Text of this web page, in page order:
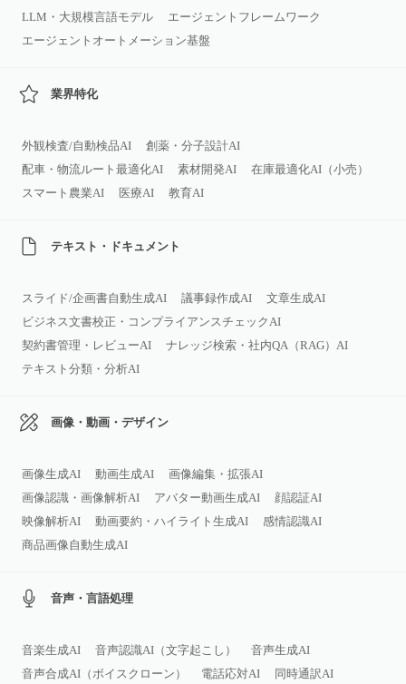
LLM・大規模言語モデル
エージェントフレームワーク
エージェントオートメーション基盤
業界特化
外観検査/自動検品AI
創薬・分子設計AI
配車・物流ルート最適化AI
素材開発AI
在庫最適化AI（小売）
スマート農業AI
医療AI 教育AI
テキスト・ドキュメント
スライド/企画書自動生成AI 議事録作成AI
文章生成AI
ビジネス文書校正・コンプライアンスチェックAI
契約書管理・レビューAI
ナレッジ検索・社内QA（RAG）AI
テキスト分類・分析AI
画像・動画・デザイン
画像生成AI 動画生成AI
画像編集・拡張AI
画像認識・画像解析AI
アバター動画生成AI
顔認証AI
映像解析AI
動画要約・ハイライト生成AI
感情認識AI
商品画像自動生成AI
音声・言語処理
音楽生成AI 音声認識AI（文字起こし）
音声生成AI
音声合成AI（ボイスクローン）
電話応対AI
同時通訳AI